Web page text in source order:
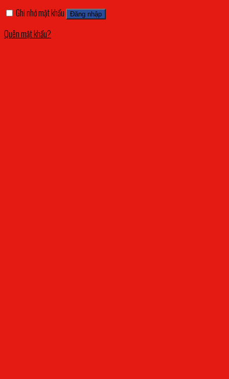
Ghi nhớ mật khẩu
Đăng nhập
Quên mật khẩu?